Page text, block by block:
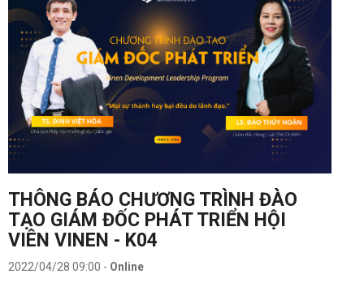
THÔNG BÁO CHƯƠNG TRÌNH ĐÀO
TẠO GIÁM ĐỐC PHÁT TRIỂN HỘI
VIÊN VINEN - K04
2022/04/28 09:00 - Online